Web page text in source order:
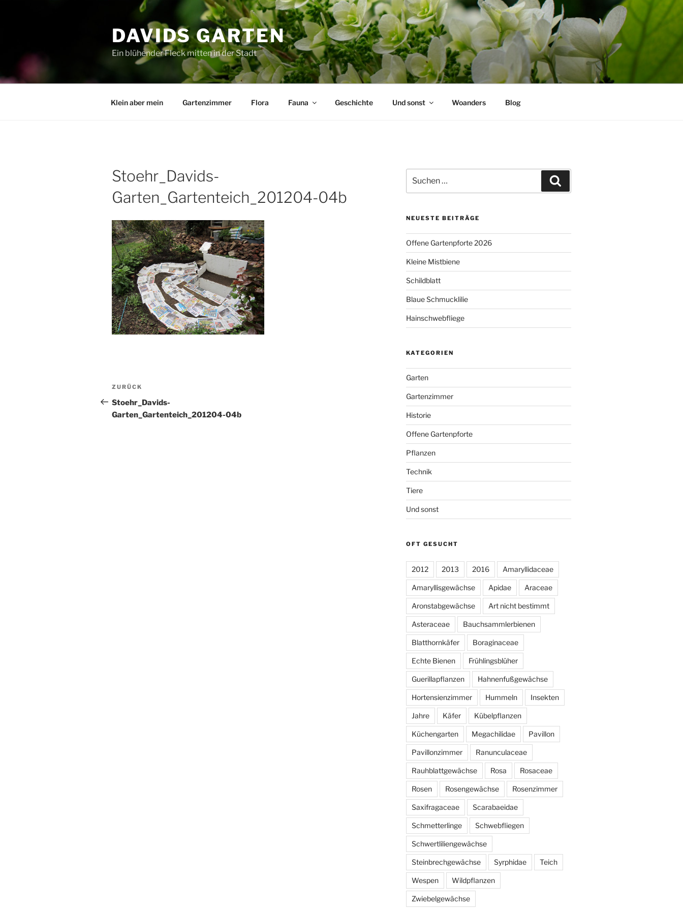
DAVIDS GARTEN
Ein blühender Fleck mitten in der Stadt
Klein aber mein Gartenzimmer Flora Fauna Geschichte Und sonst Woanders Blog
Stoehr_Davids-
Garten_Gartenteich_201204-04b
Beitragsnavigation
Vorheriger
Beitrag
ZURÜCK
Stoehr_Davids-
Garten_Gartenteich_201204-04b
nach:
NEUESTE BEITRÄGE
Offene Gartenpforte 2026
Kleine Mistbiene
Schildblatt
Blaue Schmucklilie
Hainschwebfliege
KATEGORIEN
Garten
Gartenzimmer
Historie
Offene Gartenpforte
Pflanzen
Technik
Tiere
Und sonst
OFT GESUCHT
2012 2013 2016 Amaryllidaceae
Amaryllisgewächse Apidae Araceae
Aronstabgewächse Art nicht bestimmt
Asteraceae Bauchsammlerbienen
Blatthornkäfer Boraginaceae
Echte Bienen Frühlingsblüher
Guerillapflanzen Hahnenfußgewächse
Hortensienzimmer Hummeln Insekten
Jahre Käfer Kübelpflanzen
Küchengarten Megachilidae Pavillon
Pavillonzimmer Ranunculaceae
Rauhblattgewächse Rosa Rosaceae
Rosen Rosengewächse Rosenzimmer
Saxifragaceae Scarabaeidae
Schmetterlinge Schwebfliegen
Schwertliliengewächse
Steinbrechgewächse Syrphidae Teich
Wespen Wildpflanzen
Zwiebelgewächse